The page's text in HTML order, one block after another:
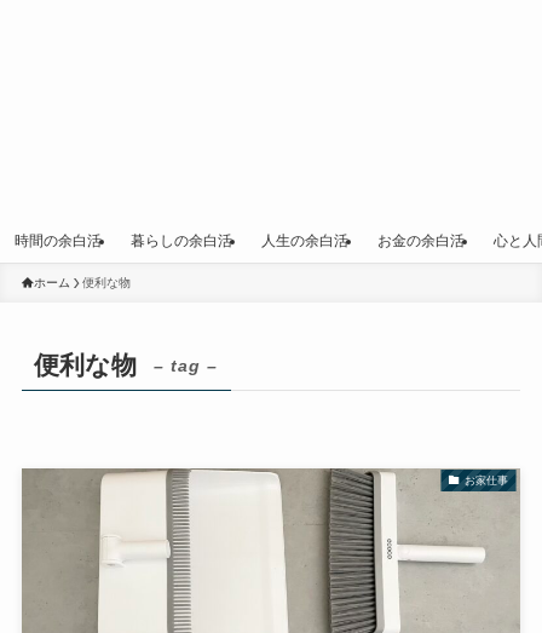
時間の余白活 暮らしの余白活 人生の余白活 お金の余白活 心と人
ホーム 便利な物
便利な物 – tag –
お家仕事